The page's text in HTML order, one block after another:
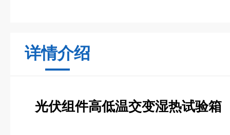
详情介绍
光伏组件高低温交变湿热试验箱